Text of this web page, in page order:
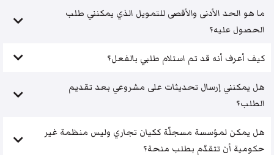
ما هو الحد الأدنى والأقصى للتمويل الذي يمكنني طلب
الحصول عليه؟
كيف أعرف أنه قد تم استلام طلبي بالفعل؟
هل يمكنني إرسال تحديثات على مشروعي بعد تقديم
الطلب؟
هل يمكن لمؤسسة مسجلّة ككيان تجاري وليس منظمة غير
حكومية أن تتقدّم بطلب منحة؟